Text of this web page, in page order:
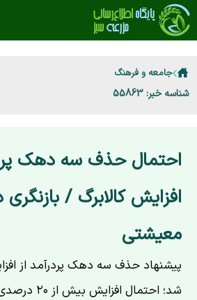
جامعه و فرهنگ
شناسه خبر: 55863
احتمال حذف سه دهک
افزایش کالابرگ /
معیشتی
پیشنهاد حذف سه دهک پردرآمد از
شد؛ احتمال